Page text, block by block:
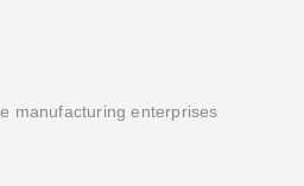
manufacturing enterprises